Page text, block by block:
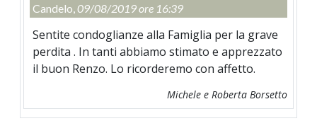
Candelo, 09/08/2019 ore 16:39
Sentite condoglianze alla Famiglia per la grave
perdita . In tanti abbiamo stimato e apprezzato
il buon Renzo. Lo ricorderemo con affetto.
Michele e Roberta Borsetto